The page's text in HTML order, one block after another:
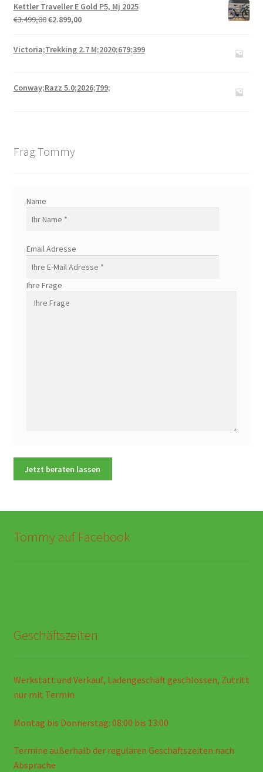
Kettler Traveller E Gold P5, Mj 2025
€3.499,00€2.899,00
Victoria;Trekking 2.7 M;2020;679;399
Conway;Razz 5.0;2026;799;
Frag Tommy
Name
Email Adresse
Ihre Frage
Tommy auf Facebook
Geschäftszeiten
Werkstatt und Verkauf, Ladengeschäft geschlossen, Zutritt
nur mit Termin
Montag bis Donnerstag: 08:00 bis 13:00
Termine außerhalb der regulären Geschäftszeiten nach
Absprache